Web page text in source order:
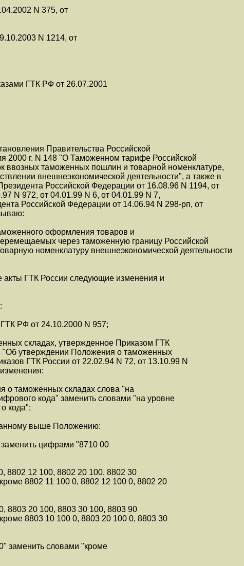
N 375, от
N 1214, от
ГТК РФ от 26.07.2001
Правительства Российской
2000 г. N 148 "О Таможенном тарифе Российской
ввозных таможенных пошлин и товарной номенклатуре,
внешнеэкономической деятельности", а также в
Российской Федерации от 16.08.96 N 1194, от
N 972, от 04.01.99 N 6, от 04.01.99 N 7,
Российской Федерации от 14.06.94 N 298-рп, от
оформления товаров и
через таможенную границу Российской
номенклатуру внешнеэкономической деятельности
акты ГТК России следующие изменения и
ГТК РФ от 24.10.2000 N 957;
складах, утвержденное Приказом ГТК
"Об утверждении Положения о таможенных
ГТК России от 22.02.94 N 72, от 13.10.99 N
о таможенных складах слова "на
кода" заменить словами "на уровне
кода";
выше Положению:
цифрами "8710 00
8802 12 100, 8802 20 100, 8802 30
8802 11 100 0, 8802 12 100 0, 8802 20
8803 20 100, 8803 30 100, 8803 90
8803 10 100 0, 8803 20 100 0, 8803 30
заменить словами "кроме